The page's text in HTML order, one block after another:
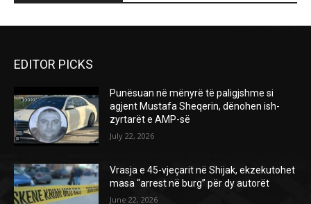
EDITOR PICKS
Punësuan në mënyrë të paligjshme si
agjent Mustafa Sheqerin, dënohen ish-
zyrtarët e AMP-së
July 22, 2026
Vrasja e 45-vjeçarit në Shijak, ekzekutohet
masa “arrest në burg” për dy autorët
June 22, 2026